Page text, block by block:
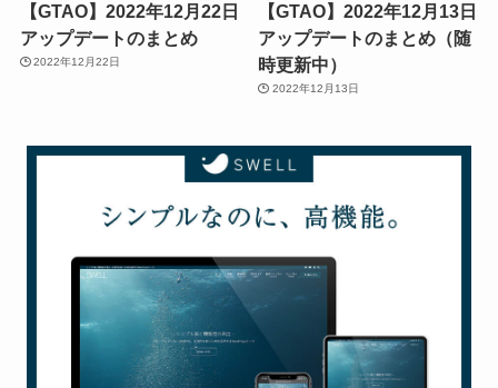
【GTAO】2022年12月22日
アップデートのまとめ
2022年12月22日
【GTAO】2022年12月13日
アップデートのまとめ（随
時更新中）
2022年12月13日